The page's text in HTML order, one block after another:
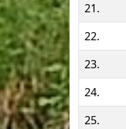
21.
22.
23.
24.
25.